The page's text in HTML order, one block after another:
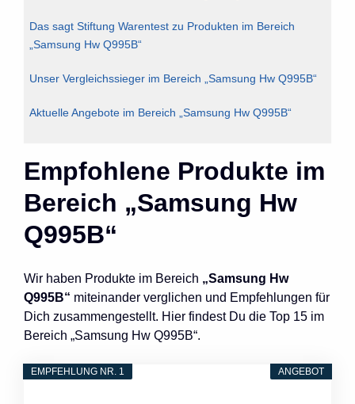
Das sagt Stiftung Warentest zu Produkten im Bereich
„Samsung Hw Q995B“
Unser Vergleichssieger im Bereich „Samsung Hw Q995B“
Aktuelle Angebote im Bereich „Samsung Hw Q995B“
Empfohlene Produkte im
Bereich „Samsung Hw
Q995B“
Wir haben Produkte im Bereich „Samsung Hw
Q995B“ miteinander verglichen und Empfehlungen für
Dich zusammengestellt. Hier findest Du die Top 15 im
Bereich „Samsung Hw Q995B“.
ANGEBOT
EMPFEHLUNG NR. 1